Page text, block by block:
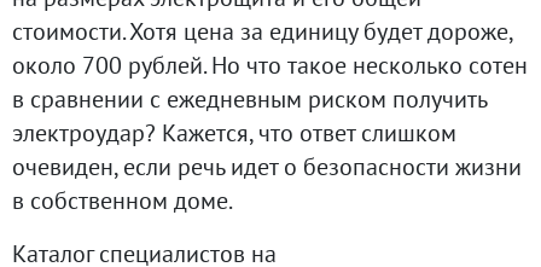
стоимости. Хотя цена за единицу будет дороже,
около 700 рублей. Но что такое несколько сотен
в сравнении с ежедневным риском получить
электроудар? Кажется, что ответ слишком
очевиден, если речь идет о безопасности жизни
в собственном доме.
Каталог специалистов на